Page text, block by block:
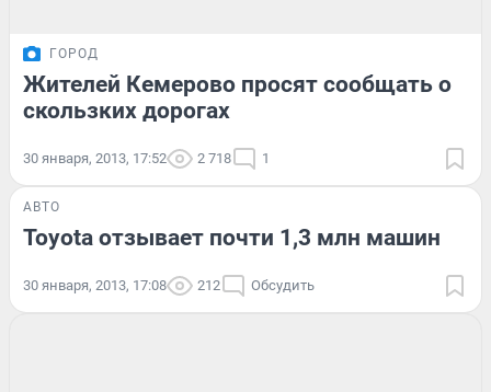
ГОРОД
Жителей Кемерово просят сообщать о
скользких дорогах
30 января, 2013, 17:52 2 718 1
АВТО
Toyota отзывает почти 1,3 млн машин
30 января, 2013, 17:08 212 Обсудить